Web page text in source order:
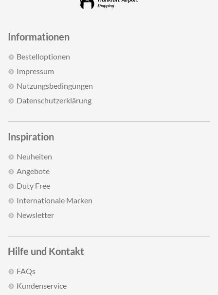
Informationen
Bestelloptionen
Impressum
Nutzungsbedingungen
Datenschutzerklärung
Inspiration
Neuheiten
Angebote
Duty Free
Internationale Marken
Newsletter
Hilfe und Kontakt
FAQs
Kundenservice